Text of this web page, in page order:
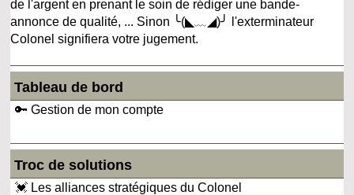
de l'argent en prenant le soin de rédiger une bande-
annonce de qualité, ... Sinon ╰(◣﹏◢)╯ l'exterminateur
Colonel signifiera votre jugement.
Tableau de bord
🔑 Gestion de mon compte
Troc de solutions
💓 Les alliances stratégiques du Colonel